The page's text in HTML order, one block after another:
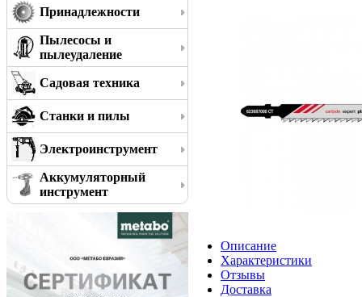
Принадлежности
Пылесосы и
пылеудаление
Садовая техника
Станки и пилы
Электроинструмент
Аккумуляторный
инструмент
Описание
Характеристики
Отзывы
Доставка